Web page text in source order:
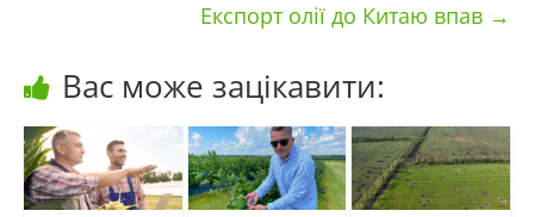
Експорт олії до Китаю впав →
Вас може зацікавити: